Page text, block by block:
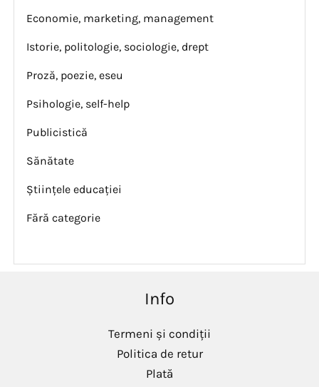
Economie, marketing, management
Istorie, politologie, sociologie, drept
Proză, poezie, eseu
Psihologie, self-help
Publicistică
Sănătate
Științele educației
Fără categorie
Info
Termeni și condiții
Politica de retur
Plată